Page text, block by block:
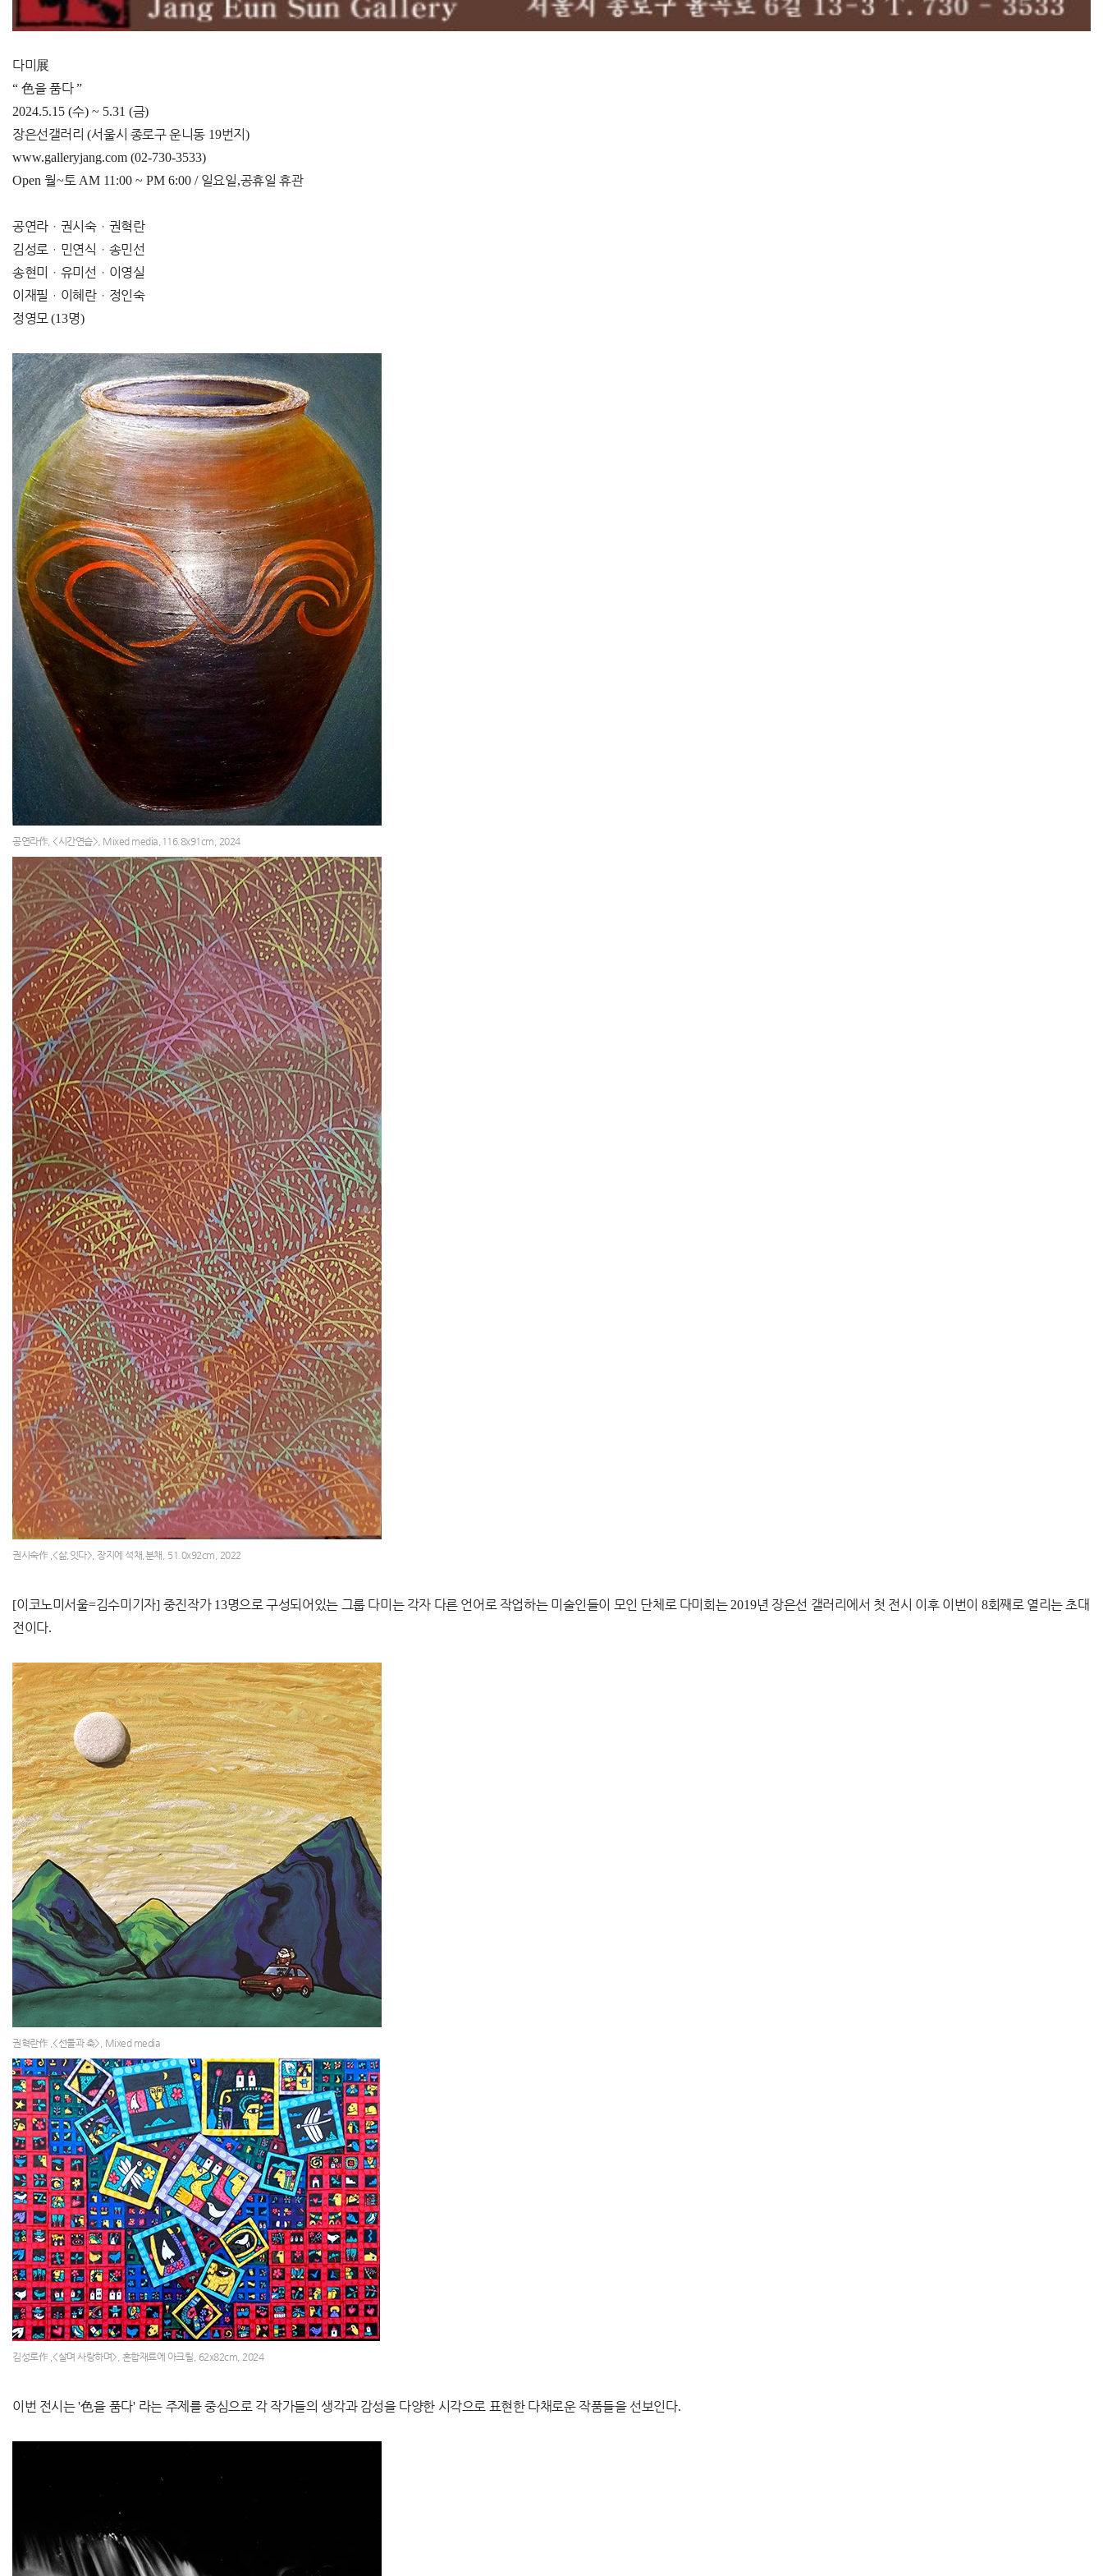
다미 展
“ 色을 품다”
2024.5.15 (수) ~ 5.31 (금)
장은선갤러리(서울시 종로구 운니동 19번지 )
www.galleryjang.com (02-730-3533)
Open 월~토 AM 11:00 ~ PM 6:00 / 일요일,공휴일 휴관
공연라ㆍ 권시숙ㆍ 권혁란
김성로ㆍ 민연식 ㆍ 송민선
송현미
ㆍ 유미선 ㆍ 이영실
이재필 ㆍ 이혜란ㆍ 정인숙
정영모(13명)
공연라作, <시간연습>, Mixed media,116.8x91cm, 2024
권시숙作 ,<삶,잇다>, 장지에 석채,분채, 51.0x92cm, 2022
[이코노미서울=김수미기자] 중진작가 13명으로 구성되어있는 그룹 다미는 각자 다른 언어로 작업하는 미술인들이 모인 단체로 다미회는 2019년 장은선 갤러리에서 첫 전시 이후 이번이 8회째로 열리는 초대
전이다.
권혁란作 ,<선물과 축>, Mixed media
김성로作 ,<살며 사랑하며>, 혼합재료에 아크릴, 62x82cm, 2024
이번 전시는'色을 품다' 라는 주제를 중심으로 각 작가들의 생각과 감성을 다양한 시각으로 표현한 다채로운 작품들을 선보인다.